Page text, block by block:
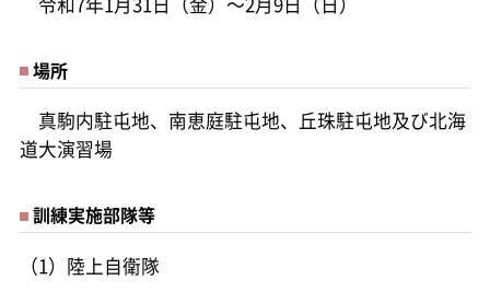
場所
真駒内駐屯地、南恵庭駐屯地、丘珠駐屯地及び北海
道大演習場
訓練実施部隊等
（1）陸上自衛隊